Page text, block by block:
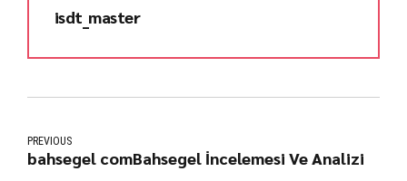
isdt_master
PREVIOUS
bahsegel comBahsegel İncelemesi Ve Analizi